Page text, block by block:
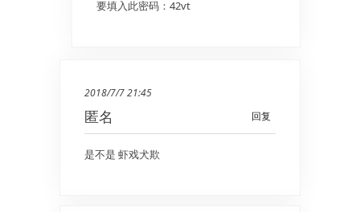
要填入此密码：42vt
2018/7/7 21:45
回复
匿名
是不是 虾戏犬欺